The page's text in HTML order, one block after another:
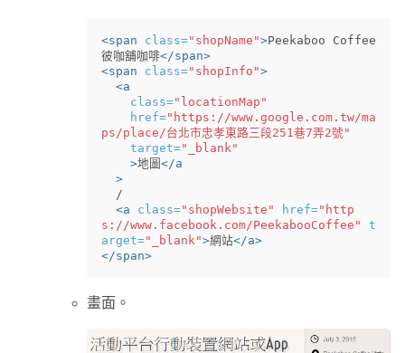
<span class="shopName">Peekaboo Coffee
彼咖舖咖啡</span>
<span
class="shopInfo">
<a
class="locationMap"
href="https://www.google.com.tw/ma
ps/place/台北市忠孝東路三段251巷7弄2號"
target="_blank"
>地圖</a
>
<a
class="shopWebsite" href="http
s://www.facebook.com/PeekabooCoffee"
t
arget="_blank">網站</a>
</span>
畫面。